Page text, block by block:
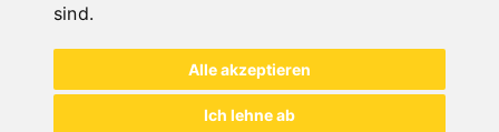
sind.
Alle akzeptieren
Ich lehne ab
SÄGEBLÄTTER